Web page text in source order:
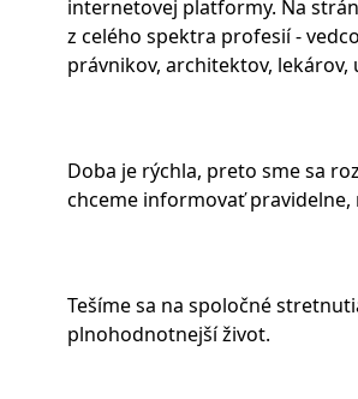
internetovej platformy. Na
z celého spektra profesií -
právnikov, architektov,
Doba je rýchla, preto sme sa
chceme informovať
Tešíme sa na spoločné
plnohodnotnejší život.